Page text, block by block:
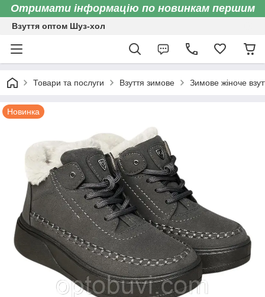
Отримати інформацію по новинкам першим
Взуття оптом Шуз-хол
Товари та послуги Взуття зимове Зимове жіноче
Новинка